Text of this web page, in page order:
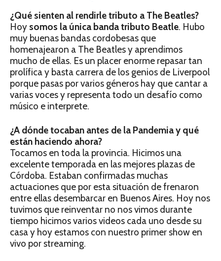
¿Qué sienten al rendirle tributo a The Beatles?
Hoy somos la única banda tributo Beatle. Hubo
muy buenas bandas cordobesas que
homenajearon a The Beatles y aprendimos
mucho de ellas. Es un placer enorme repasar tan
prolífica y basta carrera de los genios de Liverpool
porque pasas por varios géneros hay que cantar a
varias voces y representa todo un desafío como
músico e interprete.
¿A dónde tocaban antes de la Pandemia y qué
están haciendo ahora?
Tocamos en toda la provincia. Hicimos una
excelente temporada en las mejores plazas de
Córdoba. Estaban confirmadas muchas
actuaciones que por esta situación de frenaron
entre ellas desembarcar en Buenos Aires. Hoy nos
tuvimos que reinventar no nos vimos durante
tiempo hicimos varios videos cada uno desde su
casa y hoy estamos con nuestro primer show en
vivo por streaming.